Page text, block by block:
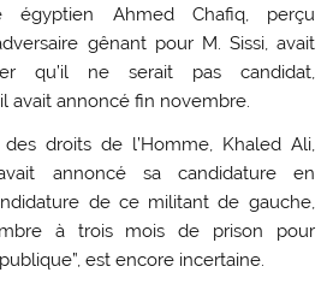
égyptien Ahmed Chafiq, perçu
gênant pour M. Sissi, avait
qu’il ne serait pas candidat,
avait annoncé fin novembre.
droits de l’Homme, Khaled Ali,
annoncé sa candidature en
de ce militant de gauche,
à trois mois de prison pour
est encore incertaine.